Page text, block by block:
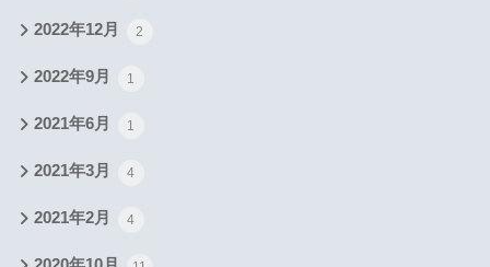
2022年12月 2
2022年9月 1
2021年6月 1
2021年3月 4
2021年2月 4